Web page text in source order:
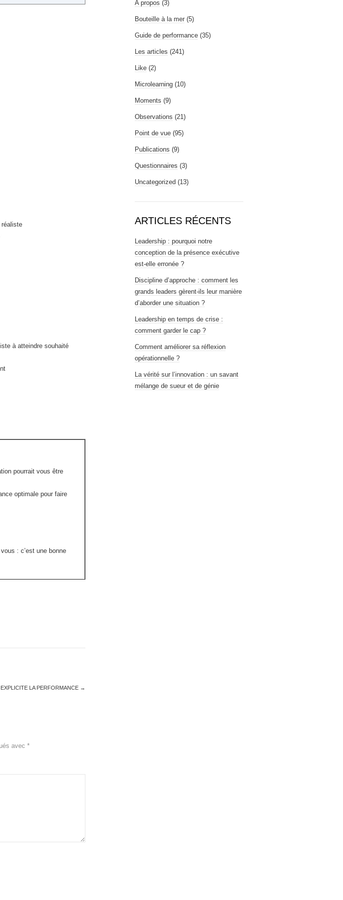
réaliste
à atteindre souhaité
pourrait vous être
optimale pour faire
: c’est une bonne
LA PERFORMANCE →
avec *
A propos (3)
Bouteille à la mer (5)
Guide de performance (35)
Les articles (241)
Like (2)
Microlearning (10)
Moments (9)
Observations (21)
Point de vue (95)
Publications (9)
Questionnaires (3)
Uncategorized (13)
ARTICLES RÉCENTS
Leadership : pourquoi notre
conception de la présence exécutive
est-elle erronée ?
Discipline d’approche : comment les
grands leaders gèrent-ils leur manière
d’aborder une situation ?
Leadership en temps de crise :
comment garder le cap ?
Comment améliorer sa réflexion
opérationnelle ?
La vérité sur l’innovation : un savant
mélange de sueur et de génie